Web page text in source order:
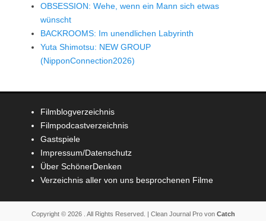
OBSESSION: Wehe, wenn ein Mann sich etwas
wünscht
BACKROOMS: Im unendlichen Labyrinth
Yuta Shimotsu: NEW GROUP
(NipponConnection2026)
Filmblogverzeichnis
Filmpodcastverzeichnis
Gastspiele
Impressum/Datenschutz
Über SchönerDenken
Verzeichnis aller von uns besprochenen Filme
Copyright © 2026 . All Rights Reserved. | Clean Journal Pro von Catch